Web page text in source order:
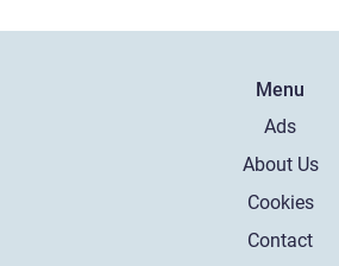
Menu
Ads
About Us
Cookies
Contact